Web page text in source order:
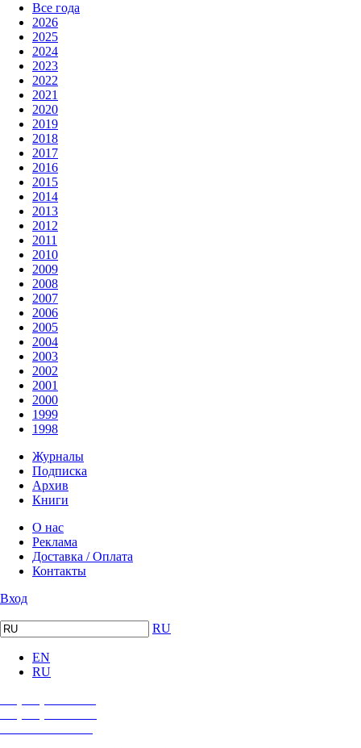
Все года
2026
2025
2024
2023
2022
2021
2020
2019
2018
2017
2016
2015
2014
2013
2012
2011
2010
2009
2008
2007
2006
2005
2004
2003
2002
2001
2000
1999
1998
Журналы
Подписка
Архив
Книги
О нас
Реклама
Доставка / Оплата
Контакты
Вход
RU
EN
RU